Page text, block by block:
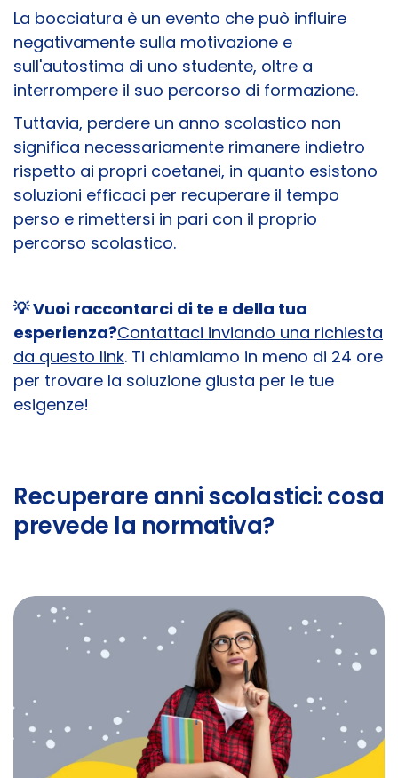
La bocciatura è un evento che può influire
negativamente sulla motivazione e
sull'autostima di uno studente, oltre a
interrompere il suo percorso di formazione.
Tuttavia, perdere un anno scolastico non
significa necessariamente rimanere indietro
rispetto ai propri coetanei, in quanto esistono
soluzioni efficaci per recuperare il tempo
perso e rimettersi in pari con il proprio
percorso scolastico.
💡Vuoi raccontarci di te e della tua
esperienza?Contattaci inviando una richiesta
da questo link. Ti chiamiamo in meno di 24 ore
per trovare la soluzione giusta per le tue
esigenze!
Recuperare anni scolastici: cosa
prevede la normativa?